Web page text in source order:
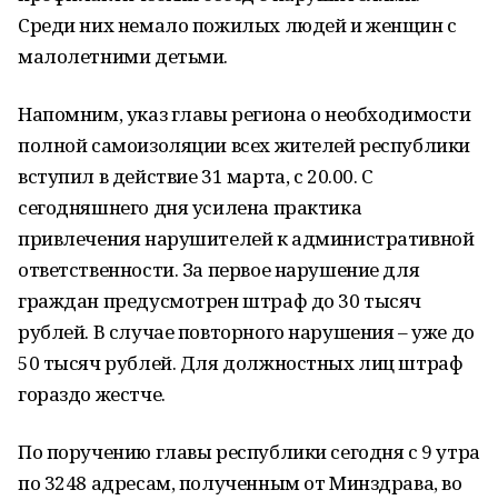
Среди них немало пожилых людей и женщин с
малолетними детьми.
Напомним, указ главы региона о необходимости
полной самоизоляции всех жителей республики
вступил в действие 31 марта, с 20.00. С
сегодняшнего дня усилена практика
привлечения нарушителей к административной
ответственности. За первое нарушение для
граждан предусмотрен штраф до 30 тысяч
рублей. В случае повторного нарушения – уже до
50 тысяч рублей. Для должностных лиц штраф
гораздо жестче.
По поручению главы республики сегодня с 9 утра
по 3248 адресам, полученным от Минздрава, во